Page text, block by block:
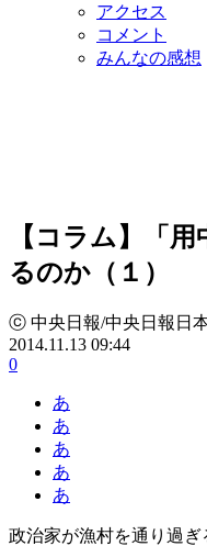
アクセス
コメント
みんなの感想
【コラム】「
るのか（１）
ⓒ 中央日報/中央日報日
2014.11.13 09:44
0
あ
あ
あ
あ
あ
政治家が漁村を通り過